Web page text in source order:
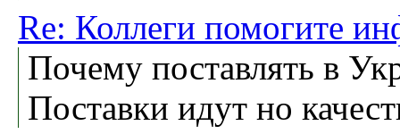
Re: Коллеги помогите
Почему поставлять в
Поставки идут но